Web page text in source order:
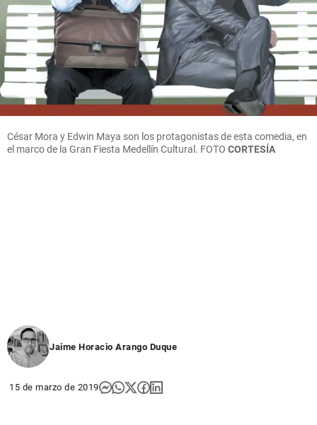
César Mora y Edwin Maya son los protagonistas de esta comedia, en
el marco de la Gran Fiesta Medellín Cultural. FOTO CORTESÍA
Jaime Horacio Arango Duque
15 de marzo de 2019